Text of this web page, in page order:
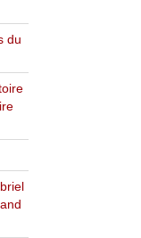
du